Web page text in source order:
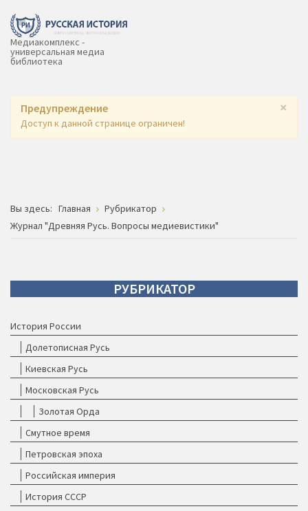
Медиакомплекс -
универсальная медиа
библиотека
×
Предупреждение
Доступ к данной странице ограничен!
Вы здесь: Главная
Рубрикатор
Журнал "Древняя Русь. Вопросы медиевистики"
РУБРИКАТОР
История России
Долетописная Русь
Киевская Русь
Московская Русь
Золотая Орда
Смутное время
Петровская эпоха
Российская империя
История СССР